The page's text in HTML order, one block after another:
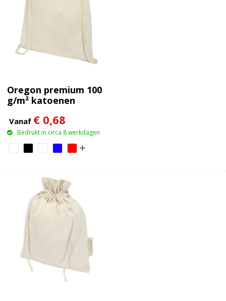
Oregon premium 100
g/m² katoenen
Vanaf € 0,68
Bedrukt in circa 8 werkdagen